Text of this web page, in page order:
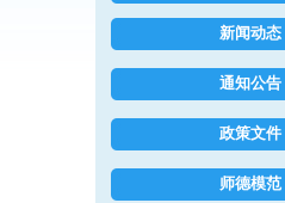
新闻动态
通知公告
政策文件
师德模范